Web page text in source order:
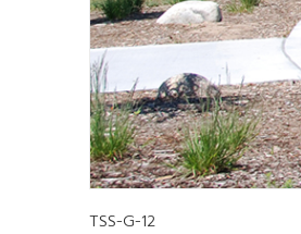
TSS-G-12